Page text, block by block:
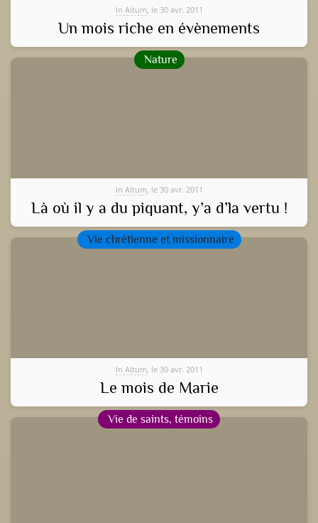
In Altum, le 30 avr. 2011
Un mois riche en évènements
Nature
In Altum, le 30 avr. 2011
Là où il y a du piquant, y’a d’la vertu !
Vie chrétienne et missionnaire
In Altum, le 30 avr. 2011
Le mois de Marie
Vie de saints, témoins